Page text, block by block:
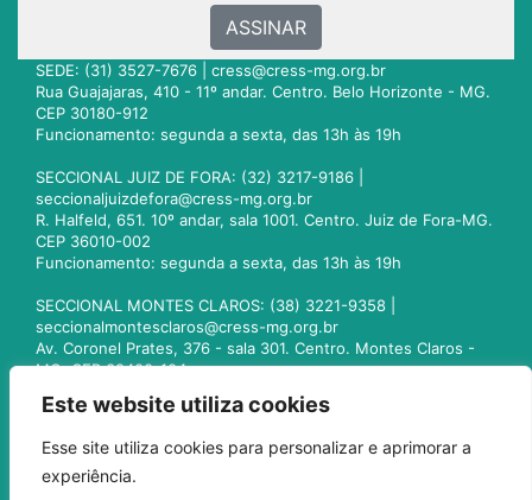
Este website utiliza cookies
Esse site utiliza cookies para personalizar e aprimorar a
experiência.
ASSINAR
SEDE: (31) 3527-7676 | cress@cress-mg.org.br
Rua Guajajaras, 410 - 11º andar. Centro. Belo Horizonte - MG.
CEP 30180-912
Funcionamento: segunda a sexta, das 13h às 19h
SECCIONAL JUIZ DE FORA: (32) 3217-9186 |
seccionaljuizdefora@cress-mg.org.br
R. Halfeld, 651. 10º andar, sala 1001. Centro. Juiz de Fora-MG.
CEP 36010-002
Funcionamento: segunda a sexta, das 13h às 19h
SECCIONAL MONTES CLAROS: (38) 3221-9358 |
seccionalmontesclaros@cress-mg.org.br
Av. Coronel Prates, 376 - sala 301. Centro. Montes Claros -
MG. CEP 39400-104
seccionaluberlandia@cress-mg.org.br
Av. Afonso Pena, 547 - sala 101. Uberlândia - MG. CEP